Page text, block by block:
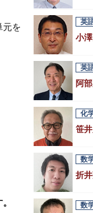
元を 英
小
英
阿
化
笹
数
折
数